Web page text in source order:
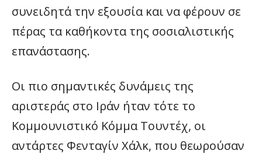
συνειδητά την εξουσία και να φέρουν σε
πέρας τα καθήκοντα της σοσιαλιστικής
επανάστασης.
Οι πιο σημαντικές δυνάμεις της
αριστεράς στο Ιράν ήταν τότε το
Κομμουνιστικό Κόμμα Τουντέχ, οι
αντάρτες Φενταγίν Χάλκ, που θεωρούσαν